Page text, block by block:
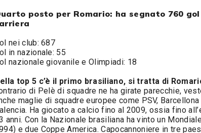
posto per Romario: ha segnato 760
nei club: 687
in nazionale: 55
nazionale giovanile e Olimpiadi: 18
top 5 c’è il primo brasiliano, si tratta di
di Pelè di squadre ne ha girate parecchie,
maglie di squadre europee come PSV, Barcellona
Ha giocato a calcio fino al 2009, ossia fino
anni. Con la Nazionale brasiliana ha vinto un
e due Coppe America. Capocannoniere in tre